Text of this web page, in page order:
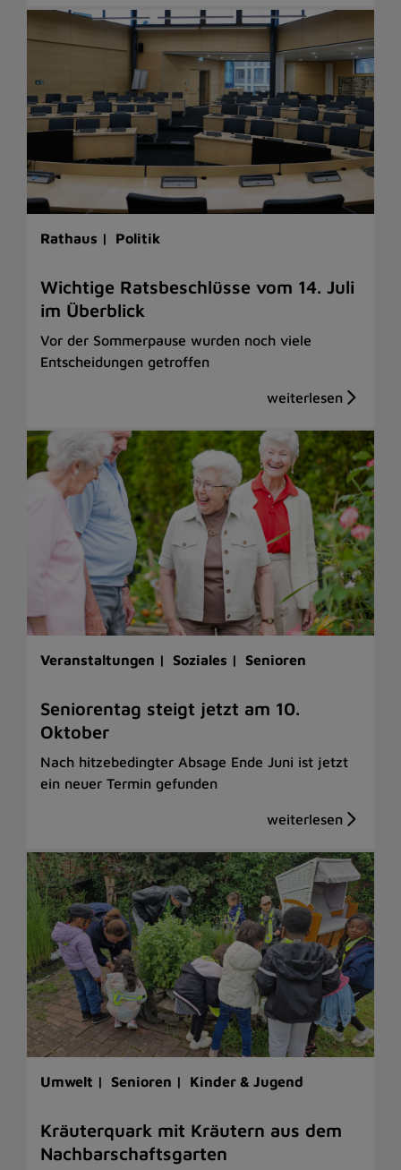
Rathaus | Politik
Wichtige Ratsbeschlüsse vom 14. Juli
im Überblick
Vor der Sommerpause wurden noch viele
Entscheidungen getroffen
Veranstaltungen | Soziales | Senioren
Seniorentag steigt jetzt am 10.
Oktober
Nach hitzebedingter Absage Ende Juni ist jetzt
ein neuer Termin gefunden
Umwelt | Senioren | Kinder & Jugend
Kräuterquark mit Kräutern aus dem
Nachbarschaftsgarten